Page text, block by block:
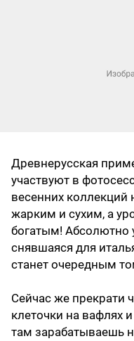
Древнерусская
участвуют в
весенних коллекций
жарким и сухим, а
богатым! Абсолютно
снявшаяся для
станет очередным
Сейчас же прекрати
клеточки на вафлях
там зарабатываешь